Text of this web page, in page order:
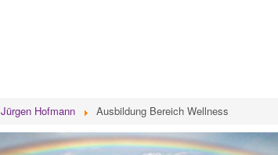
Jürgen Hofmann Ausbildung Bereich Wellness